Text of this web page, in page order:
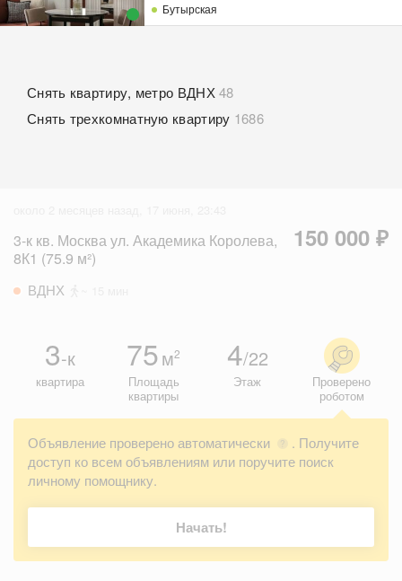
Бутырская
Снять квартиру, метро ВДНХ 48
Снять трехкомнатную квартиру 1686
3-к кв. Москва ул. Академика Королева,
8К1 (75.9 м²)
150 000 ₽
ВДНХ
3-к
квартира
75м2
Площадь
квартиры
4/22
Этаж
Проверено
роботом
Объявление проверено автоматически ?
. Получите
доступ ко всем объявлениям или поручите поиск
личному помощнику.
Начать!